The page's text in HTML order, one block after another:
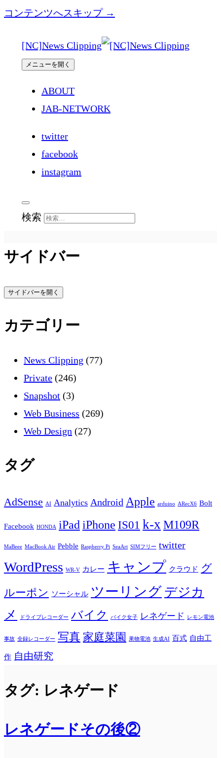
コンテンツへスキップ →
[NC]News Clipping
メニューを開く
ABOUT
JAB-NETWORK
twitter
facebook
instagram
検索
サイドバー
サイドバーを開く
カテゴリー
News Clipping (77)
Private (246)
Snapshot (3)
Web Business (269)
Web Design (27)
タグ
AdSense AI Analytics Android Apple arduino ARecX6 Bolt
Facebook HONDA iPad iPhone IS01 k-xM109R
MaBeee MacBook Air Pebble Raspberry Pi SeaArt SIMフリー twitter
WordPress WR-V カレー キャンプ クラウド グ
ルーポン ソーシャル ツーリング デジカ
メ
ドライブレコーダー バイク バイク女子 レネゲード レモン電池
事故 全録レコーダー 写真 家庭菜園 果物電池 生成AI 百式 自由工
作 自由研究
タグ: レネゲード
レネゲードその後②